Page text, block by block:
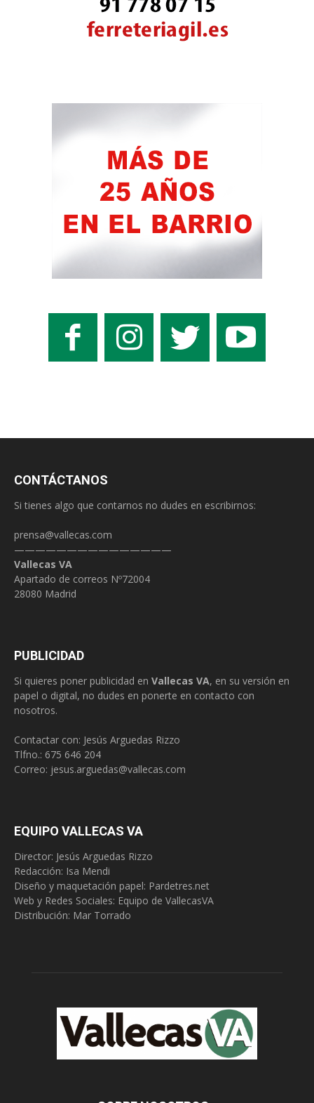
CONTÁCTANOS
Si tienes algo que contarnos no dudes en escribirnos:
prensa@vallecas.com
———————————————
Vallecas VA
Apartado de correos Nº72004
28080 Madrid
PUBLICIDAD
Si quieres poner publicidad en Vallecas VA, en su versión en
papel o digital, no dudes en ponerte en contacto con
nosotros.
Contactar con: Jesús Arguedas Rizzo
Tlfno.: 675 646 204
Correo: jesus.arguedas@vallecas.com
EQUIPO VALLECAS VA
Director: Jesús Arguedas Rizzo
Redacción: Isa Mendi
Diseño y maquetación papel: Pardetres.net
Web y Redes Sociales: Equipo de VallecasVA
Distribución: Mar Torrado